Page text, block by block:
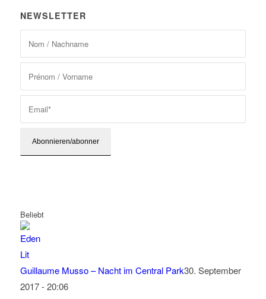
NEWSLETTER
Beliebt
Guillaume Musso – Nacht im Central Park30. September
2017 - 20:06